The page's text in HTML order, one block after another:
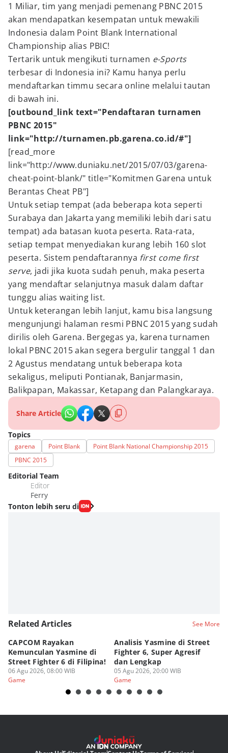
1 Miliar, tim yang menjadi pemenang PBNC 2015
akan mendapatkan kesempatan untuk mewakili
Indonesia dalam Point Blank International
Championship alias PBIC!
Tertarik untuk mengikuti turnamen e-Sports
terbesar di Indonesia ini? Kamu hanya perlu
mendaftarkan timmu secara online melalui tautan
di bawah ini.
[outbound_link text="Pendaftaran turnamen
PBNC 2015"
link="http://turnamen.pb.garena.co.id/#"]
[read_more
link="http://www.duniaku.net/2015/07/03/garena-
cheat-point-blank/" title="Komitmen Garena untuk
Berantas Cheat PB"]
Untuk setiap tempat (ada beberapa kota seperti
Surabaya dan Jakarta yang memiliki lebih dari satu
tempat) ada batasan kuota peserta. Rata-rata,
setiap tempat menyediakan kurang lebih 160 slot
peserta. Sistem pendaftarannya first come first
serve, jadi jika kuota sudah penuh, maka peserta
yang mendaftar selanjutnya masuk dalam daftar
tunggu alias waiting list.
Untuk keterangan lebih lanjut, kamu bisa langsung
mengunjungi halaman resmi PBNC 2015 yang sudah
dirilis oleh Garena. Bergegas ya, karena turnamen
lokal PBNC 2015 akan segera bergulir tanggal 1 dan
2 Agustus mendatang untuk beberapa kota
sekaligus, meliputi Pontianak, Banjarmasin,
Balikpapan, Makassar, Ketapang dan Palangkaraya.
Share Article
Topics
garena Point Blank
Point Blank National Championship 2015
PBNC 2015
Editorial Team
Editor
Ferry
Tonton lebih seru di
Related Articles See More
CAPCOM Rayakan
Kemunculan Yasmine di
Street Fighter 6 di Filipina!
06 Agu 2026, 08:00 WIB
Game
Analisis Yasmine di Street
Fighter 6, Super Agresif
dan Lengkap
05 Agu 2026, 20:00 WIB
Game